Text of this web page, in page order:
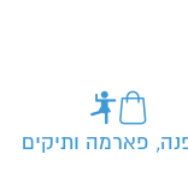
פארמה ותיקים